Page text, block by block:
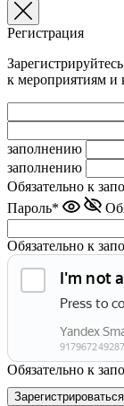
Регистрация
к мероприятиям и
заполнению
заполнению
Обязательно к
Пароль*
Обязательно к
Обязательно к